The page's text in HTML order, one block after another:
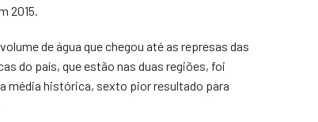
2015.
de água que chegou até as represas das
do país, que estão nas duas regiões, foi
média histórica, sexto pior resultado para